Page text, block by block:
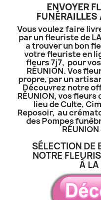
ENVOYER
Vous voulez faire
par un fleuriste de
a trouver un bon
votre fleuriste en
fleurs 7j7, pour
RÉUNION. Vos
propre, par un
Découvrez notre
RÉUNION, vos
lieu de Culte,
Reposoir, au
des Pompes
SÉLECTION DE
NOTRE
À LA